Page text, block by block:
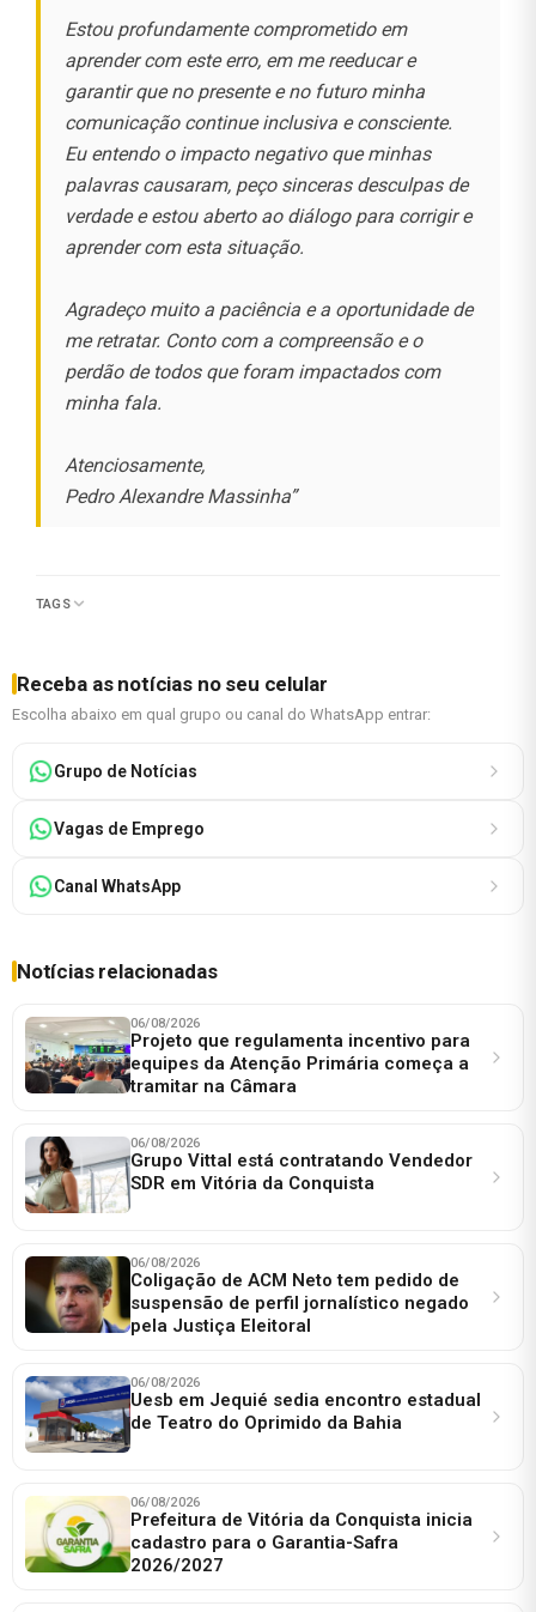
Estou profundamente comprometido em
aprender com este erro, em me reeducar e
garantir que no presente e no futuro minha
comunicação continue inclusiva e consciente.
Eu entendo o impacto negativo que minhas
palavras causaram, peço sinceras desculpas de
verdade e estou aberto ao diálogo para corrigir e
aprender com esta situação.
Agradeço muito a paciência e a oportunidade de
me retratar. Conto com a compreensão e o
perdão de todos que foram impactados com
minha fala.
Atenciosamente,
Pedro Alexandre Massinha”
TAGS
Receba as notícias no seu celular
Escolha abaixo em qual grupo ou canal do WhatsApp entrar:
Grupo de Notícias
Vagas de Emprego
Canal WhatsApp
Notícias relacionadas
06/08/2026
Projeto que regulamenta incentivo para
equipes da Atenção Primária começa a
tramitar na Câmara
06/08/2026
Grupo Vittal está contratando Vendedor
SDR em Vitória da Conquista
06/08/2026
Coligação de ACM Neto tem pedido de
suspensão de perfil jornalístico negado
pela Justiça Eleitoral
06/08/2026
Uesb em Jequié sedia encontro estadual
de Teatro do Oprimido da Bahia
06/08/2026
Prefeitura de Vitória da Conquista inicia
cadastro para o Garantia-Safra
2026/2027